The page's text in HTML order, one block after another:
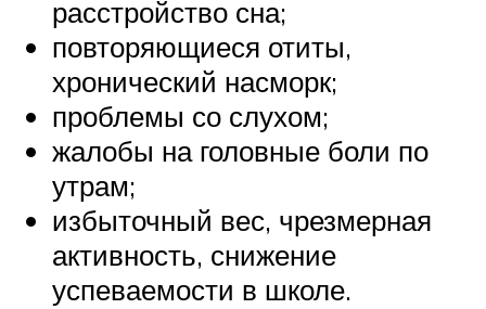
расстройство сна;
повторяющиеся отиты,
хронический насморк;
проблемы со слухом;
жалобы на головные боли по
утрам;
избыточный вес, чрезмерная
активность, снижение
успеваемости в школе.